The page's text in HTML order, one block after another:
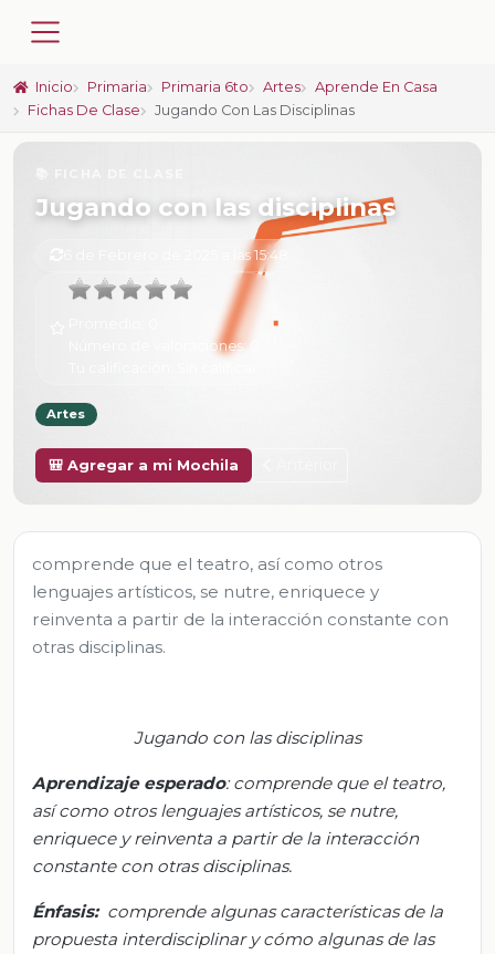
Inicio Primaria Primaria 6to Artes
Aprende En Casa
Fichas De Clase
Jugando Con Las Disciplinas
Jugando con las disciplinas
6 de Febrero de 2025 a las 15:48
Número de valoraciones:
Artes
🎒 Agregar a mi Mochila
comprende que el teatro, así como otros
lenguajes artísticos, se nutre, enriquece y
reinventa a partir de la interacción constante con
otras disciplinas.
Jugando con las disciplinas
Aprendizaje esperado: comprende que el teatro,
así como otros lenguajes artísticos, se nutre,
enriquece y reinventa a partir de la interacción
constante con otras disciplinas.
Énfasis: comprende algunas características de la
propuesta interdisciplinar y cómo algunas de las